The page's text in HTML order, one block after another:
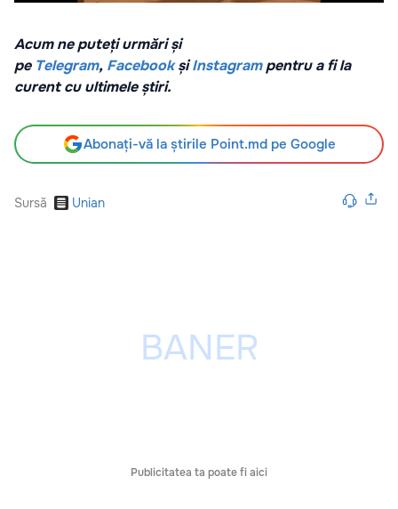
Acum ne puteți urmări și
pe Telegram, Facebook șiInstagrampentru a fi la
curent cu ultimele știri.
Abonați-vă la știrile Point.md pe Google
Sursă Unian
Publicitatea ta poate fi aici